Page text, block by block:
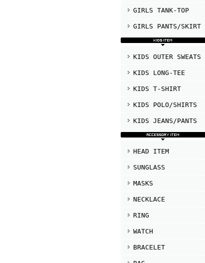
GIRLS TANK-TOP
GIRLS PANTS/SKIRT
KIDS OUTER SWEATS
KIDS LONG-TEE
KIDS T-SHIRT
KIDS POLO/SHIRTS
KIDS JEANS/PANTS
HEAD ITEM
SUNGLASS
MASKS
NECKLACE
RING
WATCH
BRACELET